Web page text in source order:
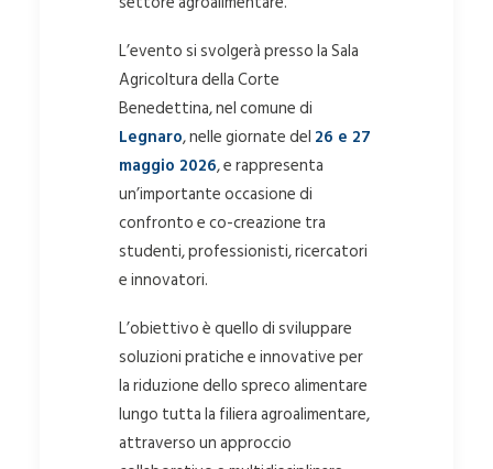
L’evento si svolgerà presso la Sala
Agricoltura della Corte
Benedettina, nel comune di
Legnaro, nelle giornate del 26 e 27
maggio 2026, e rappresenta
un’importante occasione di
confronto e co-creazione tra
studenti, professionisti, ricercatori
e innovatori.
L’obiettivo è quello di sviluppare
soluzioni pratiche e innovative per
la riduzione dello spreco alimentare
lungo tutta la filiera agroalimentare,
attraverso un approccio